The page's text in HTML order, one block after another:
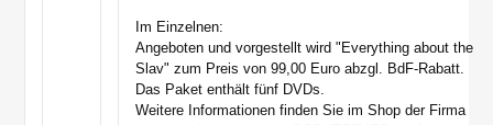
Im Einzelnen:
Angeboten und vorgestellt wird "Everything about the
Slav" zum Preis von 99,00 Euro abzgl. BdF-Rabatt.
Das Paket enthält fünf DVDs.
Weitere Informationen finden Sie im Shop der Firma